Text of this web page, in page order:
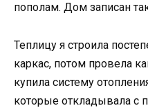
пополам. Дом записан
Теплицу я строила
каркас, потом провела
купила систему
которые откладывала с